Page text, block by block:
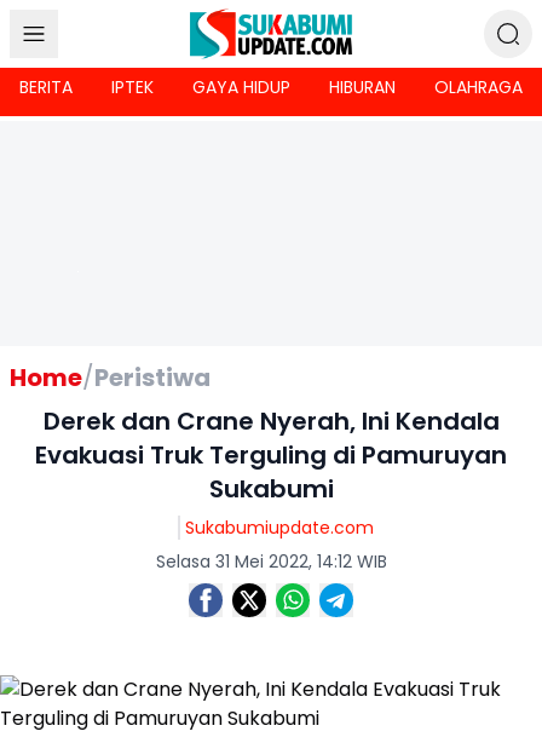
BERITA IPTEK GAYA HIDUP HIBURAN OLAHRAGA
Home/Peristiwa
Derek dan Crane Nyerah, Ini Kendala
Evakuasi Truk Terguling di Pamuruyan
Sukabumi
Sukabumiupdate.com
Selasa 31 Mei 2022, 14:12 WIB